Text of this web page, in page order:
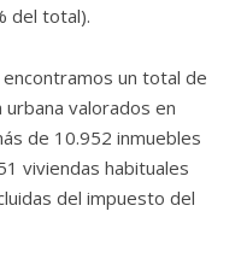
del total).
un total de
valorados en
de 10.952 inmuebles
viviendas habituales
del impuesto del